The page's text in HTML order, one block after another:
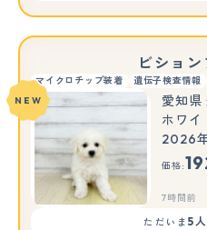
ビショ
マイクロチップ装着 遺伝子検査情報
NEW
愛知県
ホワイ
2026
価格:
7時間前
ただいま 5